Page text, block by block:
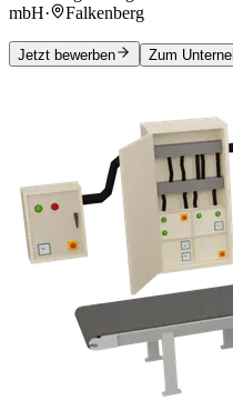
mbH· Falkenberg
Jetzt bewerben Zum